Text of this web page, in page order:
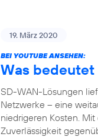
19. März 2020
BEI YOUTUBE ANSEHEN:
Was bedeutet
SD-WAN-Lösungen
Netzwerke – eine
niedrigeren Kosten.
Zuverlässigkeit